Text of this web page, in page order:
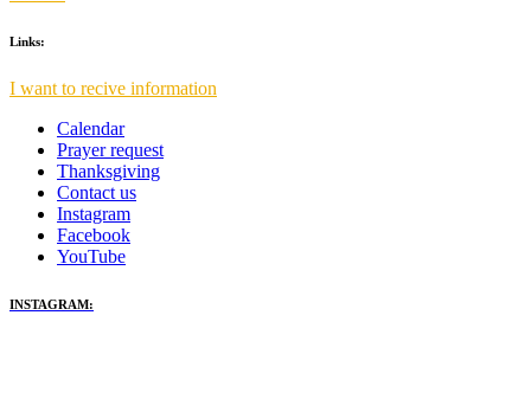
Links:
I want to recive information
Calendar
Prayer request
Thanksgiving
Contact us
Instagram
Facebook
YouTube
INSTAGRAM: